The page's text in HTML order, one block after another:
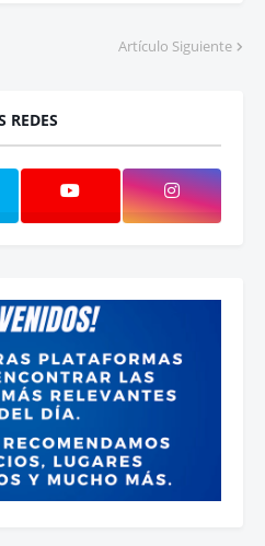
Artículo Siguiente
REDES